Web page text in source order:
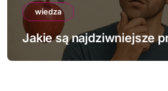
wiedza
Jakie są najdziwniejsze